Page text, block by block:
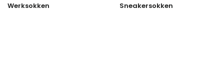
Werksokken Sneakersokken